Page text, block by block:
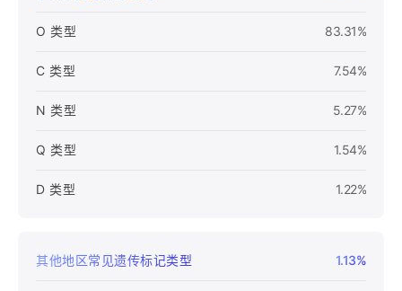
其他地区常见遗传标记类型 1.13%
O 类型 83.31%
C 类型 7.54%
N 类型 5.27%
Q 类型 1.54%
D 类型 1.22%